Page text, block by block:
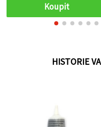
Koupit
HISTORIE